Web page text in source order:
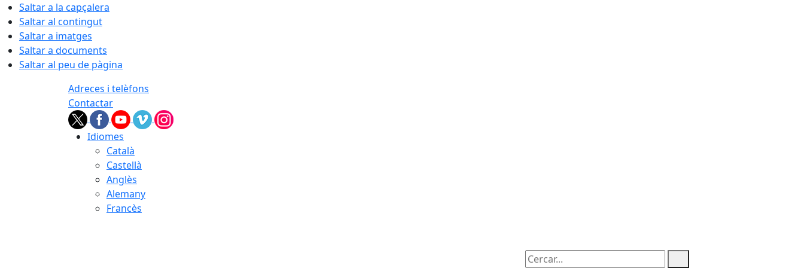
Saltar a la capçalera
Saltar al contingut
Saltar a imatges
Saltar a documents
Saltar al peu de pàgina
Adreces i telèfons
Contactar
Idiomes
Català
Castellà
Anglès
Alemany
Francès